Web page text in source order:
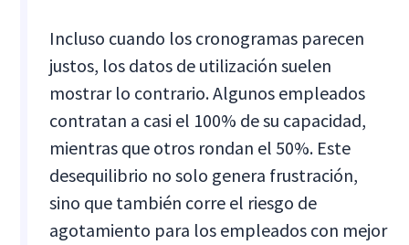
Incluso cuando los cronogramas parecen
justos, los datos de utilización suelen
mostrar lo contrario. Algunos empleados
contratan a casi el 100% de su capacidad,
mientras que otros rondan el 50%. Este
desequilibrio no solo genera frustración,
sino que también corre el riesgo de
agotamiento para los empleados con mejor